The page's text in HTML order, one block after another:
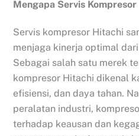
Mengapa Servis
Servis kompresor Hitachi
menjaga kinerja optimal
Sebagai salah satu merek
kompresor Hitachi dikenal
efisiensi, dan daya tahan.
peralatan industri,
terhadap keausan dan